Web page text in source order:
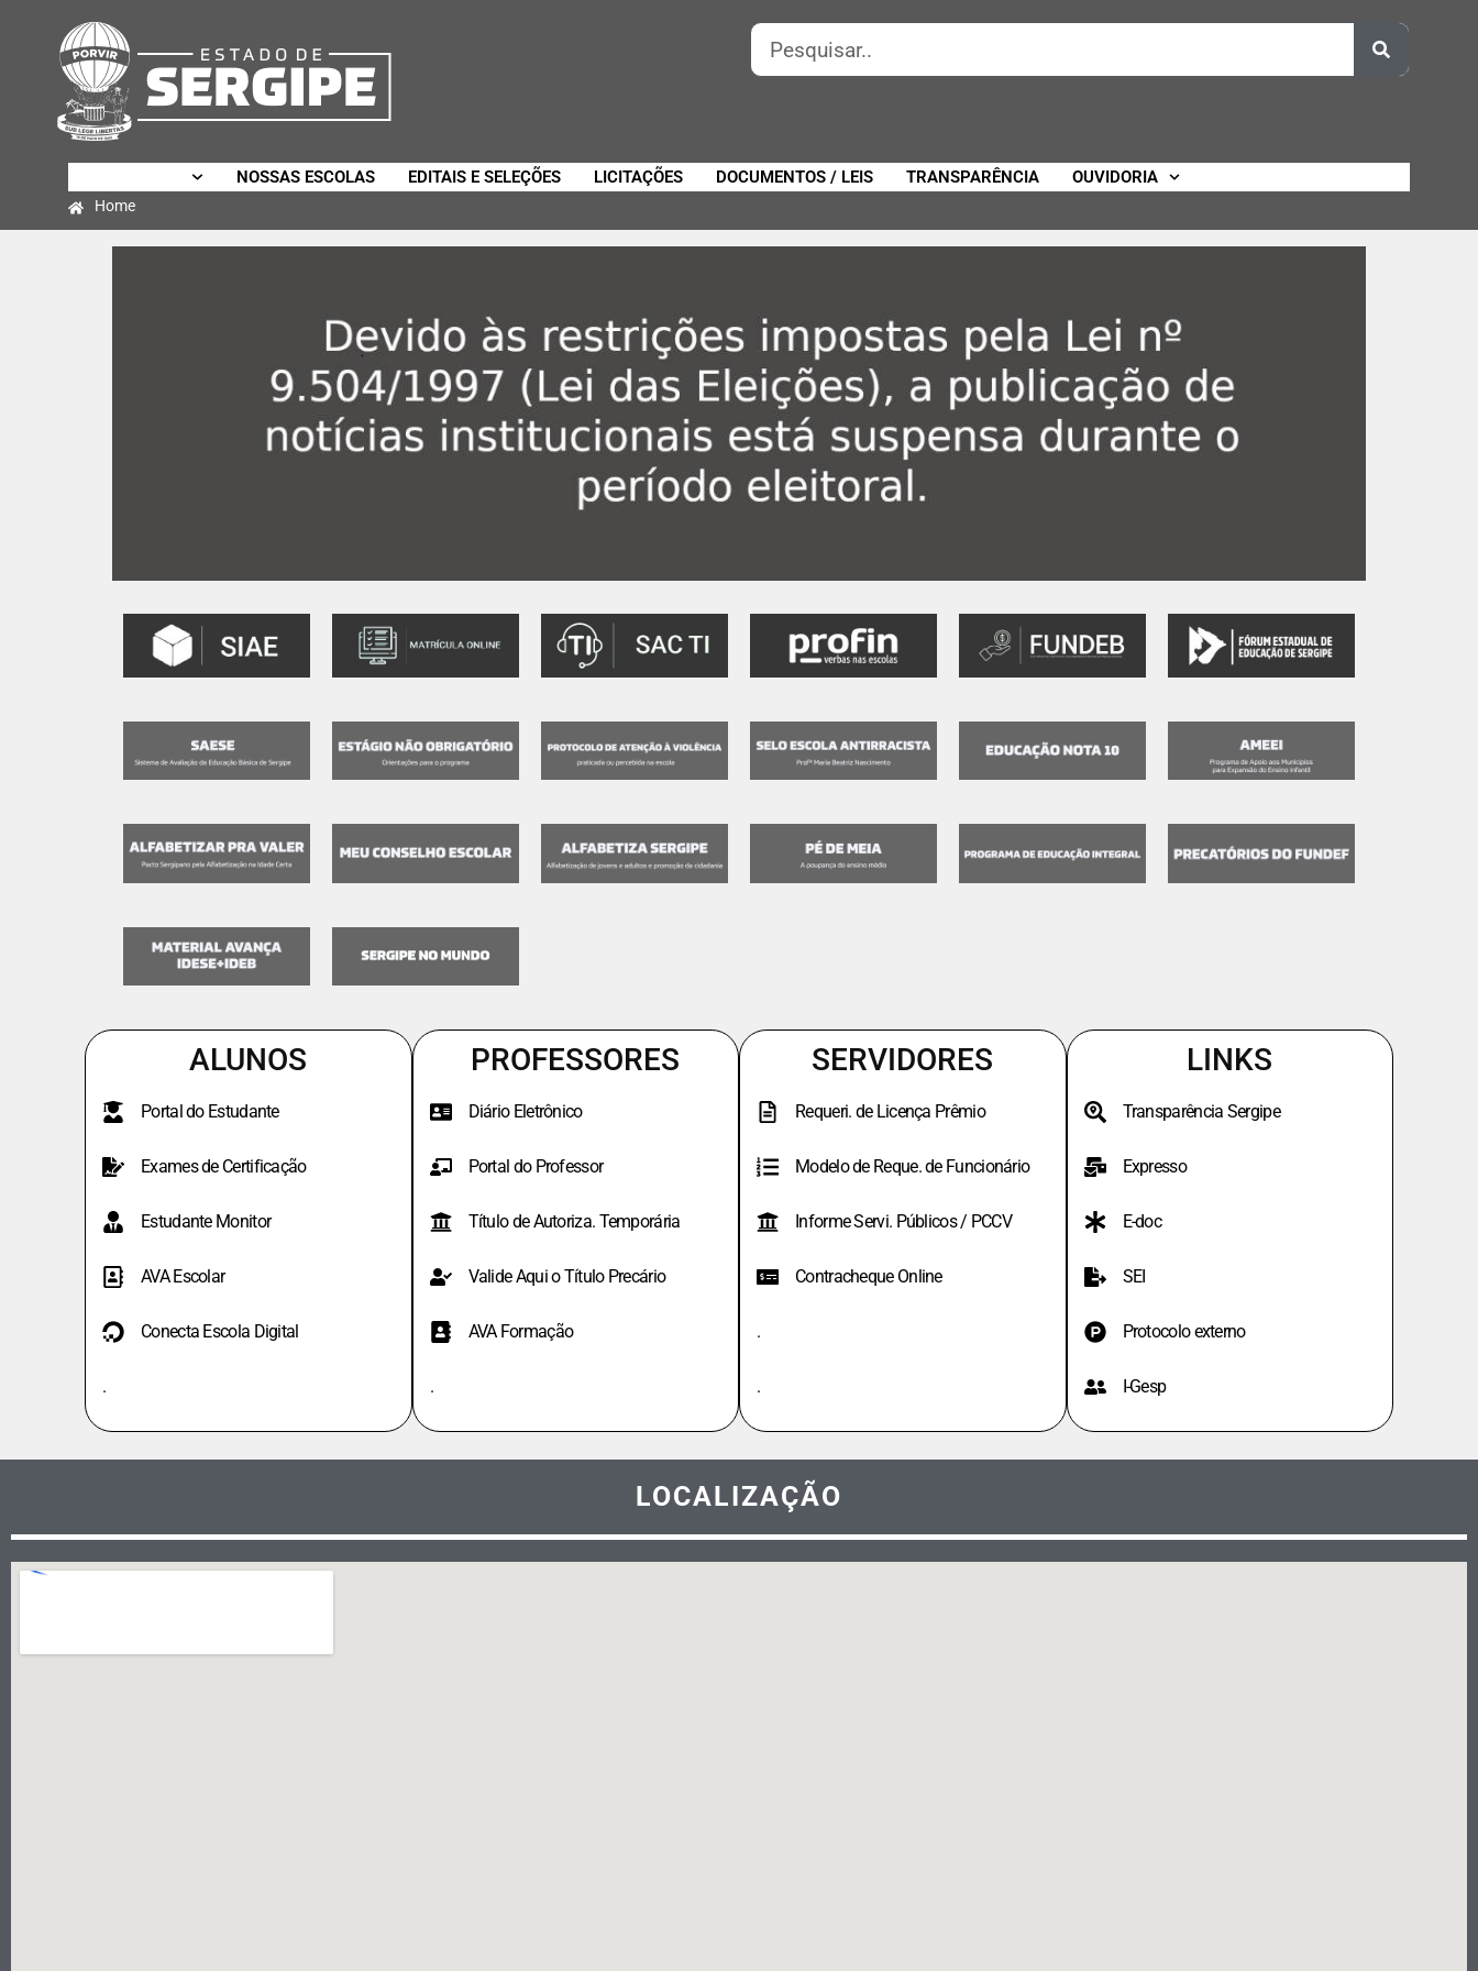
NOSSAS ESCOLAS EDITAIS E SELEÇÕES LICITAÇÕES DOCUMENTOS / LEIS TRANSPARÊNCIA OUVIDORIA
Home
ALUNOS
Portal do Estudante
Exames de Certificação
Estudante Monitor
AVA Escolar
Conecta Escola Digital
.
PROFESSORES
Diário Eletrônico
Portal do Professor
Título de Autoriza. Temporária
Valide Aqui o Título Precário
AVA Formação
.
SERVIDORES
Requeri. de Licença Prêmio
Modelo de Reque. de Funcionário
Informe Servi. Públicos / PCCV
Contracheque Online
.
.
LINKS
Transparência Sergipe
Expresso
E-doc
SEI
Protocolo externo
I-Gesp
LOCALIZAÇÃO